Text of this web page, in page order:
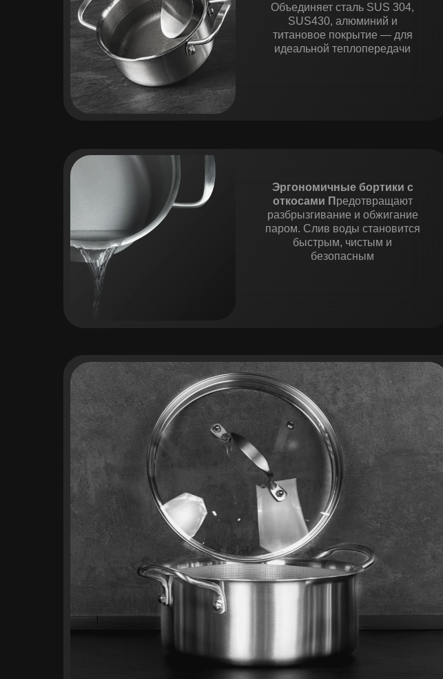
Эргономичные бортики с
откосами П редотвращают
разбрызгивание и обжигание
паром. Слив воды становится
быстрым, чистым и
безопасным
Объединяет сталь SUS 304,
SUS430, алюминий и
титановое покрытие — для
идеальной теплопередачи